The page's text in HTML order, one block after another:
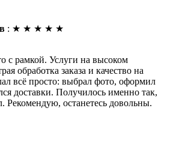
: ★ ★ ★ ★ ★
с рамкой. Услуги на высоком
обработка заказа и качество на
всё просто: выбрал фото, оформил
доставки. Получилось именно так,
Рекомендую, останетесь довольны.